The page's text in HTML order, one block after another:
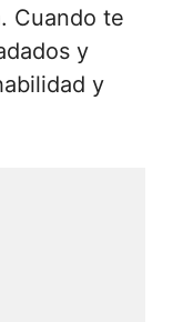
Cuando te
y
y